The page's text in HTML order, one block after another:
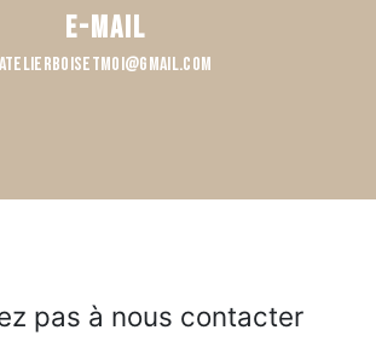
E-mail
atelierboisetmoi@gmail.com
pas à nous contacter